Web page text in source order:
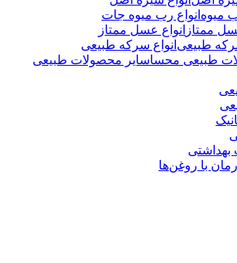
انواع رب میوه جات
انواع عسل ممتاز
انواع سرکه طبیعی
سایر محصولات طبیعی
با روغن‌ها